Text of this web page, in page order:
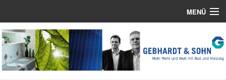
MENÜ
Home
Unsere Leistungen